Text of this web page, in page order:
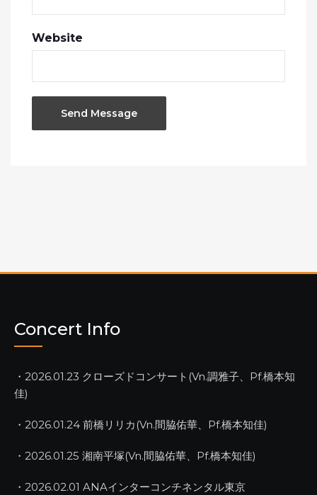
Website
Concert Info
・2026.01.23 クローズドコンサート(Vn.調雅子、Pf.橋本知
佳)
・2026.01.24 前橋リリカ(Vn.間脇佑華、Pf.橋本知佳)
・2026.01.25 湘南平塚(Vn.間脇佑華、Pf.橋本知佳)
・2026.02.01 ANAインターコンチネンタル東京